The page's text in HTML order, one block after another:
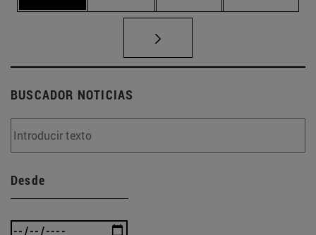
BUSCADOR NOTICIAS
Desde